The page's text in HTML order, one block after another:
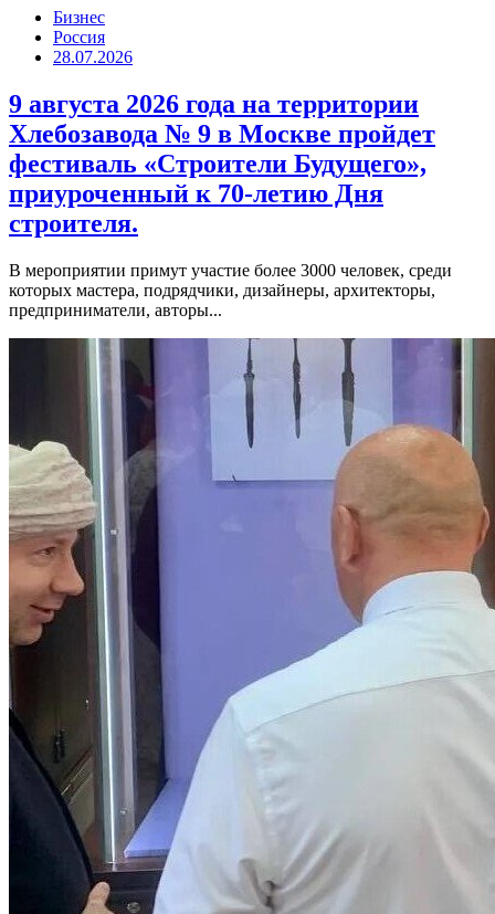
Бизнес
Россия
28.07.2026
9 августа 2026 года на территории
Хлебозавода № 9 в Москве пройдет
фестиваль «Строители Будущего»,
приуроченный к 70-летию Дня
строителя.
В мероприятии примут участие более 3000 человек, среди
которых мастера, подрядчики, дизайнеры, архитекторы,
предприниматели, авторы...